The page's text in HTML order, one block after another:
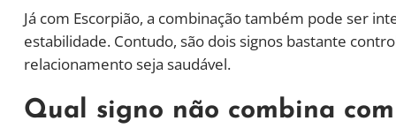
Já com Escorpião, a combinação também pode ser
estabilidade. Contudo, são dois signos bastante
relacionamento seja saudável.
Qual signo não combina